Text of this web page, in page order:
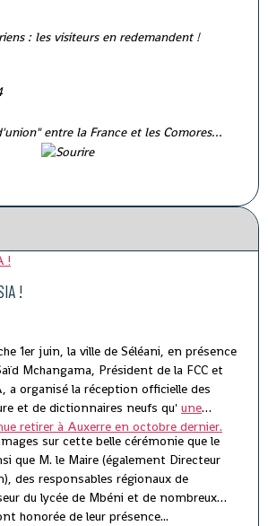
: les visiteurs en redemandent !
entre la France et les Comores...
!
1er juin, la ville de Séléani, en présence
Mchangama, Président de la FCC et
a organisé la réception officielle des
et de dictionnaires neufs qu' une
retirer à Auxerre en octobre dernier.
sur cette belle cérémonie que le
que M. le Maire (également Directeur
des responsables régionaux de
du lycée de Mbéni et de nombreux
honorée de leur présence...